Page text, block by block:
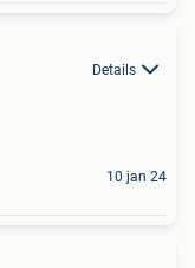
Details
10 jan 24